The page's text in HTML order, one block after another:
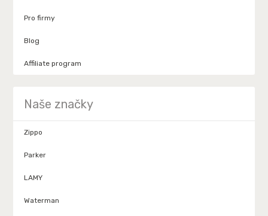
Pro firmy
Blog
Affiliate program
Naše značky
Zippo
Parker
LAMY
Waterman